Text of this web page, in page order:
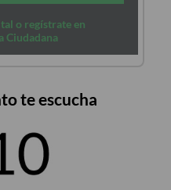
o regístrate en
Ciudadana
te escucha